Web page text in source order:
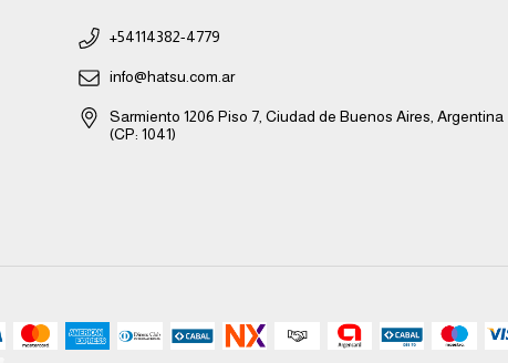
+54114382-4779
info@hatsu.com.ar
Sarmiento 1206 Piso 7, Ciudad de Buenos Aires, Argentina
(CP: 1041)